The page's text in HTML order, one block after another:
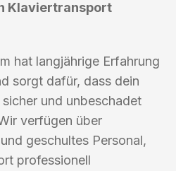
Klaviertransport
hat langjährige Erfahrung
sorgt dafür, dass dein
und unbeschadet
verfügen über
geschultes Personal,
professionell